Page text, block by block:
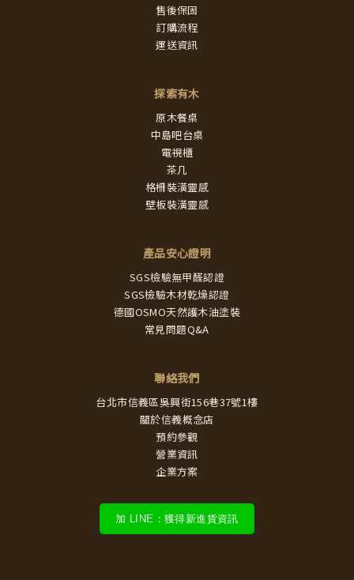
售後保固
訂購流程
運送資訊
探索有木
原木餐桌
中島吧台桌
電視櫃
茶几
格柵裝潢靈感
壁板裝潢靈感
產品安心證明
SGS檢驗無甲醛認證
SGS檢驗木材乾燥認證
德國OSMO天然護木油塗裝
常見問題Q&A
聯絡我們
台北市信義區吳興街156巷37號1樓
關於信義概念店
預約參觀
營業資訊
企業方案
加 LINE：獲得新進貨資訊